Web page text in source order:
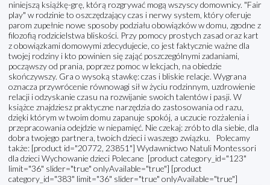
niniejszą książkę-grę, którą rozgrywać mogą wszyscy domownicy. "Fair
play" w rodzinie to oszczędzający czas i nerwy system, który oferuje
parom zupełnie nowe sposoby podziału obowiązków w domu, zgodne z
filozofią rodzicielstwa bliskości. Przy pomocy prostych zasad oraz kart
z obowiązkami domowymi zdecydujecie, co jest faktycznie ważne dla
twojej rodziny i kto powinien się zająć poszczególnymi zadaniami,
począwszy od prania, poprzez pomoc w lekcjach, na obiedzie
skończywszy. Gra o wysoką stawkę: czas i bliskie relacje. Wygrana
oznacza przywrócenie równowagi sił w życiu rodzinnym, uzdrowienie
relacji i odzyskanie czasu na rozwijanie swoich talentów i pasji. W
książce znajdziesz praktyczne narzędzia do zastosowania od razu,
dzięki którym w twoim domu zapanuje spokój, a uczucie rozżalenia i
przepracowania odejdzie w niepamięć. Nie czekaj: zrób to dla siebie, dla
dobra twojego partnera, twoich dzieci i waszego związku. Polecamy
także: [product id="20772, 23851"] Wydawnictwo Natuli Montessori
dla dzieci Wychowanie dzieci Polecane [product category_id="123"
limit="36" slider="true" onlyAvailable="true"] [product
category_id="383" limit="36" slider="true" onlyAvailable="true"]